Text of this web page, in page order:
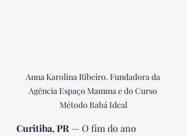
Anna Karolina Ribeiro. Fundadora da
Agência Espaço Mamma e do Curso
Método Babá Ideal
Curitiba, PR — O fim do ano